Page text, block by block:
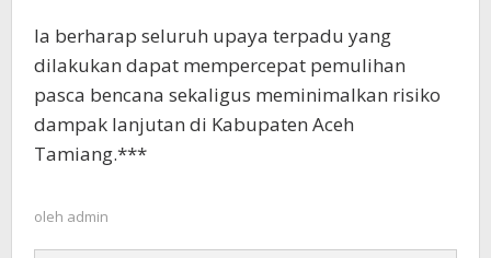
Ia berharap seluruh upaya terpadu yang
dilakukan dapat mempercepat pemulihan
pasca bencana sekaligus meminimalkan risiko
dampak lanjutan di Kabupaten Aceh
Tamiang.***
oleh admin